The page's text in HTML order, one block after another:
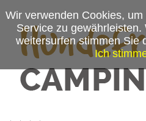
Campingplatzmenü
Wir verwenden Cookies,
Service zu
weitersurfen stimmen Sie
Ich